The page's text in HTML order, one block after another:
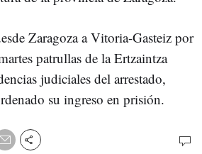
Zaragoza a Vitoria-Gasteiz por
patrullas de la Ertzaintza
judiciales del arrestado,
su ingreso en prisión.